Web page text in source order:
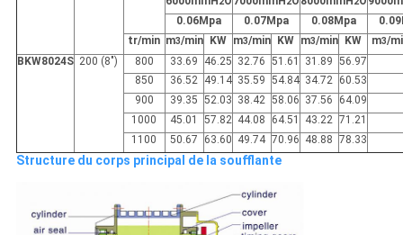
0.06Mpa
0.07Mpa 0.08Mpa
tr/min m3/min KW m3/min KW m3/min KW m3/
BKW8024S 200 (8") 800 33.69 46.25 32.76 51.61 31.89 56.97
850
36.52 49.14 35.59 54.84 34.72 60.53
900
39.35 52.03 38.42 58.06 37.56
64.09
1000
45.01 57.82 44.08 64.51 43.22 71.21
1100
50.67 63.60 49.74 70.96 48.88 78.33
Structure du corps principal de la soufflante